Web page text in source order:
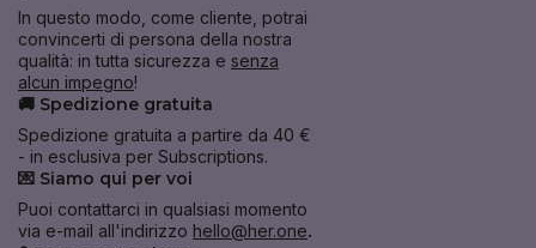
In questo modo, come cliente, potrai
convincerti di persona della nostra
qualità: in tutta sicurezza e senza
alcun impegno!
🚚 Spedizione gratuita
Spedizione gratuita a partire da 40 €
- in esclusiva per Subscriptions.
💌 Siamo qui per voi
Puoi contattarci in qualsiasi momento
via e-mail all'indirizzo hello@her.one.